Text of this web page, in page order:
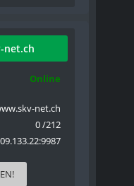
net.ch
Online
net.ch
0 /212